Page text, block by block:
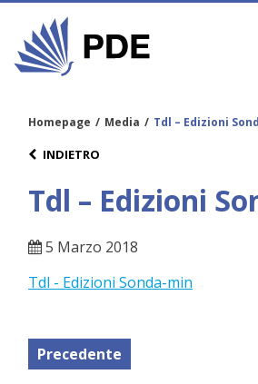
Homepage / Media / Tdl – Edizioni
INDIETRO
Tdl – Edizioni
5 Marzo 2018
Tdl - Edizioni Sonda-min
Precedente